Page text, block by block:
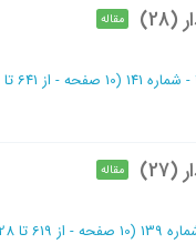
مقاله
(‎10 صفحه - از 641 تا 650
مقاله
(‎10 صفحه - از 619 تا 628